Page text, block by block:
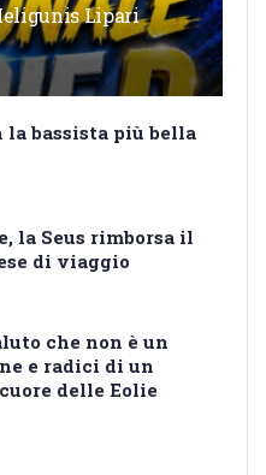
Lipari
la bassista più bella
la Seus rimborsa il
di viaggio
che non è un
e radici di un
delle Eolie